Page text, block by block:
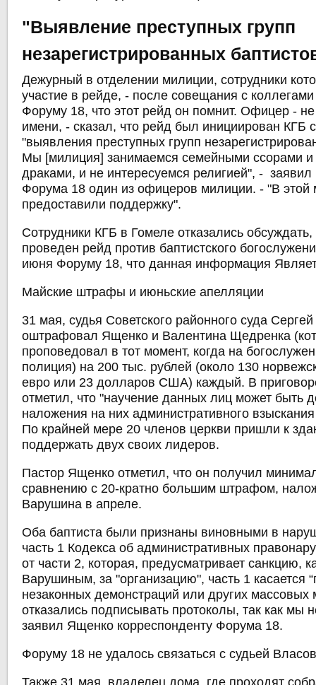
"Выявление преступных групп
незарегистрированных
Дежурный в отделении милиции, сотрудники
участие в рейде, - после совещания с
Форуму 18, что этот рейд он помнит. Офицер -
имени, - сказал, что рейд был инициирован КГБ
"выявления преступных групп
Мы [милиция] занимаемся семейными ссорами
драками, и не интересуемся религией", -
Форума 18 один из офицеров милиции. - "В этой
предоставили поддержку".
Сотрудники КГБ в Гомеле отказались
проведен рейд против баптистского
июня Форуму 18, что данная информация
Майские штрафы и июньские апелляции
31 мая, судья Советского районного суда
оштрафовал Ященко и Валентина Щедренка
проповедовал в тот момент, когда на
полиция) на 200 тыс. рублей (около 130
евро или 23 долларов США) каждый. В
отметил, что "научение данных лиц может быть
наложения на них административного
По крайней мере 20 членов церкви пришли к
поддержать двух своих лидеров.
Пастор Ященко отметил, что он получил
сравнению с 20-кратно большим штрафом,
Варушина в апреле.
Оба баптиста были признаны виновными в
часть 1 Кодекса об административных
от части 2, которая, предусматривает санкцию,
Варушиным, за "организацию", часть 1 касается
незаконных демонстраций или других
отказались подписывать протоколы, так как мы
заявил Ященко корреспонденту Форума 18.
Форуму 18 не удалось связаться с судьей